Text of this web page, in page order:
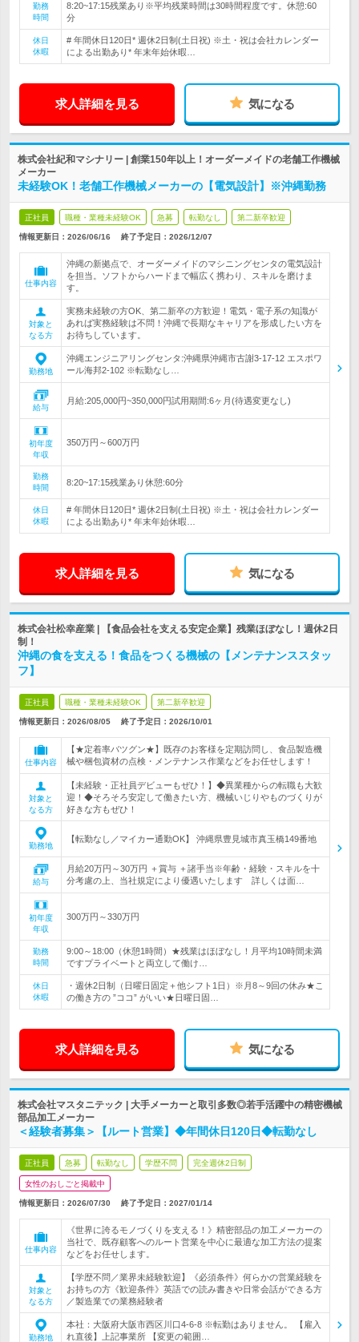
勤務
時間
8:20~17:15残業あり※平均残業時間は30時間程度です。休憩:60
分
休日
休暇
# 年間休日120日* 週休2日制(土日祝) ※土・祝は会社カレンダー
による出勤あり* 年末年始休暇…
求人詳細を見る 気になる
株式会社紀和マシナリー | 創業150年以上！オーダーメイドの老舗工作機械
メーカー
未経験OK！老舗工作機械メーカーの【電気設計】※沖縄勤務
正社員 職種・業種未経験OK 急募 転勤なし 第二新卒歓迎
情報更新日：2026/06/16 終了予定日： 2026/12/07
仕事内容
沖縄の新拠点で、オーダーメイドのマシニングセンタの電気設計
を担当。ソフトからハードまで幅広く携わり、スキルを磨けま
す。
対象と
なる方
実務未経験の方OK、第二新卒の方歓迎！電気・電子系の知識が
あれば実務経験は不問！沖縄で長期なキャリアを形成したい方を
お待ちしています。
勤務地
沖縄エンジニアリングセンタ:沖縄県沖縄市古謝3-17-12 エスポワ
ール海邦2-102 ※転勤なし…
給与
月給:205,000円~350,000円試用期間:6ヶ月(待遇変更なし)
初年度
年収
350万円～600万円
勤務
時間
8:20~17:15残業あり休憩:60分
休日
休暇
# 年間休日120日* 週休2日制(土日祝) ※土・祝は会社カレンダー
による出勤あり* 年末年始休暇…
求人詳細を見る 気になる
株式会社松幸産業 | 【食品会社を支える安定企業】残業ほぼなし！週休2日
制！
沖縄の食を支える！食品をつくる機械の【メンテナンススタッ
フ】
正社員 職種・業種未経験OK 第二新卒歓迎
情報更新日：2026/08/05 終了予定日： 2026/10/01
仕事内容
【★定着率バツグン★】既存のお客様を定期訪問し、食品製造機
械や梱包資材の点検・メンテナンス作業などをお任せします！
対象と
なる方
【未経験・正社員デビューもぜひ！】◆異業種からの転職も大歓
迎！◆そろそろ安定して働きたい方、機械いじりやものづくりが
好きな方もぜひ！
勤務地
【転勤なし／マイカー通勤OK】 沖縄県豊見城市真玉橋149番地
給与
月給20万円～30万円 ＋賞与 ＋諸手当※年齢・経験・スキルを十
分考慮の上、当社規定により優遇いたします 詳しくは面…
初年度
年収
300万円～330万円
勤務
時間
9:00～18:00（休憩1時間）★残業はほぼなし！月平均10時間未満
ですプライベートと両立して働け…
休日
休暇
・週休2日制（日曜日固定＋他シフト1日）※月8～9回の休み★こ
の働き方の ”ココ” がいい★日曜日固…
求人詳細を見る 気になる
株式会社マスタニテック | 大手メーカーと取引多数◎若手活躍中の精密機械
部品加工メーカー
＜経験者募集＞【ルート営業】◆年間休日120日◆転勤なし
正社員 急募 転勤なし 学歴不問 完全週休2日制
女性のおしごと掲載中
情報更新日：2026/07/30 終了予定日： 2027/01/14
仕事内容
《世界に誇るモノづくりを支える！》精密部品の加工メーカーの
当社で、既存顧客へのルート営業を中心に最適な加工方法の提案
などをお任せします。
対象と
なる方
【学歴不問／業界未経験歓迎】《必須条件》何らかの営業経験を
お持ちの方《歓迎条件》英語での読み書きや日常会話ができる方
／製造業での業務経験者
勤務地
本社：大阪府大阪市西区川口4-6-8 ※転勤はありません。 【雇入
れ直後】上記事業所 【変更の範囲…